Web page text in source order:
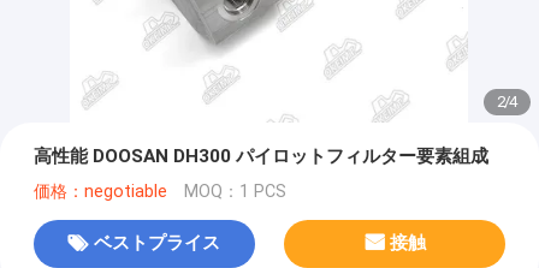
2/4
高性能 DOOSAN DH300 パイロットフィルター要素組成
価格：negotiable MOQ：1 PCS
ベストプライス 接触